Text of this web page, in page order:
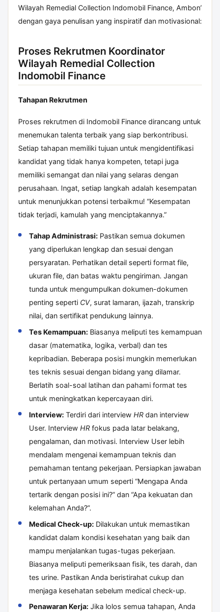
Wilayah Remedial Collection Indomobil Finance, Ambon’
dengan gaya penulisan yang inspiratif dan motivasional:
Proses Rekrutmen Koordinator
Wilayah Remedial Collection
Indomobil Finance
Tahapan Rekrutmen
Proses rekrutmen di Indomobil Finance dirancang untuk
menemukan talenta terbaik yang siap berkontribusi.
Setiap tahapan memiliki tujuan untuk mengidentifikasi
kandidat yang tidak hanya kompeten, tetapi juga
memiliki semangat dan nilai yang selaras dengan
perusahaan. Ingat, setiap langkah adalah kesempatan
untuk menunjukkan potensi terbaikmu! “Kesempatan
tidak terjadi, kamulah yang menciptakannya.”
Tahap Administrasi:Pastikan semua dokumen
yang diperlukan lengkap dan sesuai dengan
persyaratan. Perhatikan detail seperti format file,
ukuran file, dan batas waktu pengiriman. Jangan
tunda untuk mengumpulkan dokumen-dokumen
penting seperti CV, surat lamaran, ijazah, transkrip
nilai, dan sertifikat pendukung lainnya.
Tes Kemampuan:Biasanya meliputi tes kemampuan
dasar (matematika, logika, verbal) dan tes
kepribadian. Beberapa posisi mungkin memerlukan
tes teknis sesuai dengan bidang yang dilamar.
Berlatih soal-soal latihan dan pahami format tes
untuk meningkatkan kepercayaan diri.
Interview:Terdiri dari interview HRdan interview
User. Interview HRfokus pada latar belakang,
pengalaman, dan motivasi. Interview User lebih
mendalam mengenai kemampuan teknis dan
pemahaman tentang pekerjaan. Persiapkan jawaban
untuk pertanyaan umum seperti “Mengapa Anda
tertarik dengan posisi ini?” dan “Apa kekuatan dan
kelemahan Anda?”.
Medical Check-up:Dilakukan untuk memastikan
kandidat dalam kondisi kesehatan yang baik dan
mampu menjalankan tugas-tugas pekerjaan.
Biasanya meliputi pemeriksaan fisik, tes darah, dan
tes urine. Pastikan Anda beristirahat cukup dan
menjaga kesehatan sebelum medical check-up.
Penawaran Kerja:Jika lolos semua tahapan, Anda